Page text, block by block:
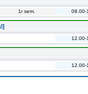
1r sem. 08.00-
12.00-
12.00-